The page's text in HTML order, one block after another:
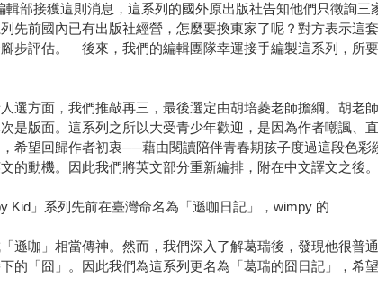
輯部接獲這則消息，這系列的國外原出版社告知他們只徵詢
先前國內已有出版社經營，怎麼要換東家了呢？對方表示
步評估。 後來，我們的編輯團隊幸運接手編製這系列，所
選方面，我們推敲再三，最後選定由胡培菱老師擔綱。胡
是版面。這系列之所以大受青少年歡迎，是因為作者嘲諷
希望回歸作者初衷──藉由閱讀陪伴青春期孩子度過這段色
的動機。因此我們將英文部分重新編排，附在中文譯文之後
Kid」系列先前在臺灣命名為「遜咖日記」，wimpy 的
遜咖」相當傳神。然而，我們深入了解葛瑞後，發現他很
的「囧」。因此我們為這系列更名為「葛瑞的囧日記」，希